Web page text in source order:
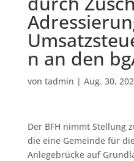
n an den
von tadmin | Aug. 30,
Der BFH nimmt Stellung
die eine Gemeinde für
Anlegebrücke auf